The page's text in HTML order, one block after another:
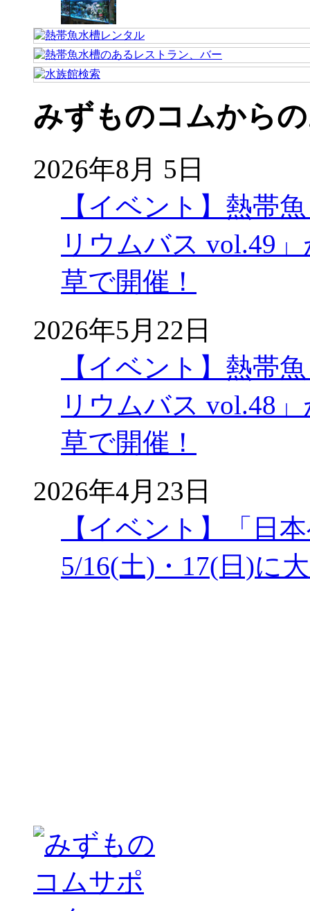
みずものコムから
2026年8月 5日
【イベント】熱帯
リウムバス vol.49
草で開催！
2026年5月22日
【イベント】熱帯
リウムバス vol.48
草で開催！
2026年4月23日
【イベント】「日
5/16(土)・17(日)に